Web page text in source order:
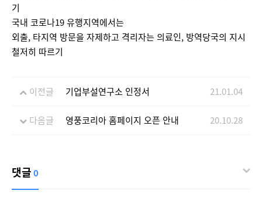
기
국내 코로나19 유행지역에서는
외출, 타지역 방문을 자제하고 격리자는 의료인, 방역당국의 지시
철저히 따르기
이전글 기업부설연구소 인정서 21.01.04
다음글 영풍코리아 홈페이지 오픈 안내 20.10.28
댓글0